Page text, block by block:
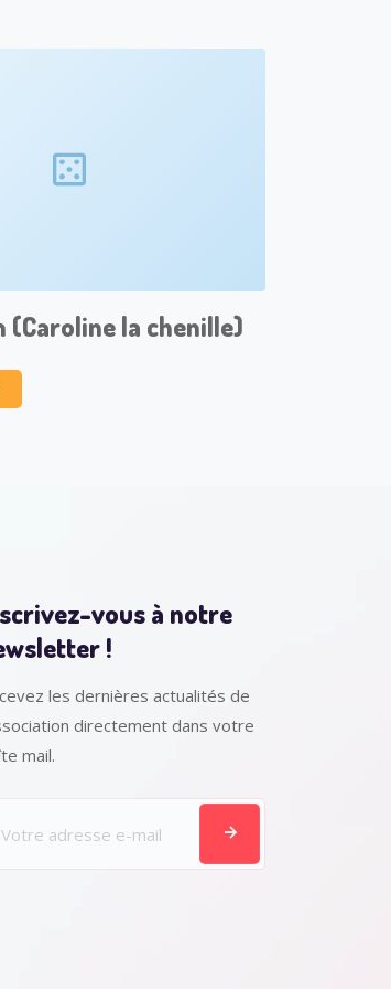
la chenille)
vous à notre
!
les dernières actualités de
directement dans votre
mail.